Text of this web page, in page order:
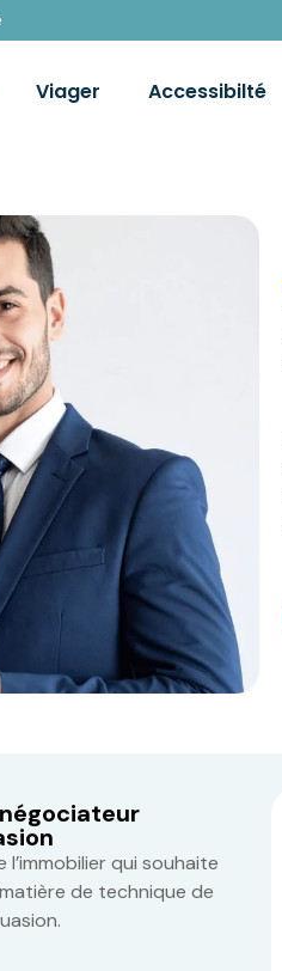
Viager Accessibilté
qui souhaite
de technique de